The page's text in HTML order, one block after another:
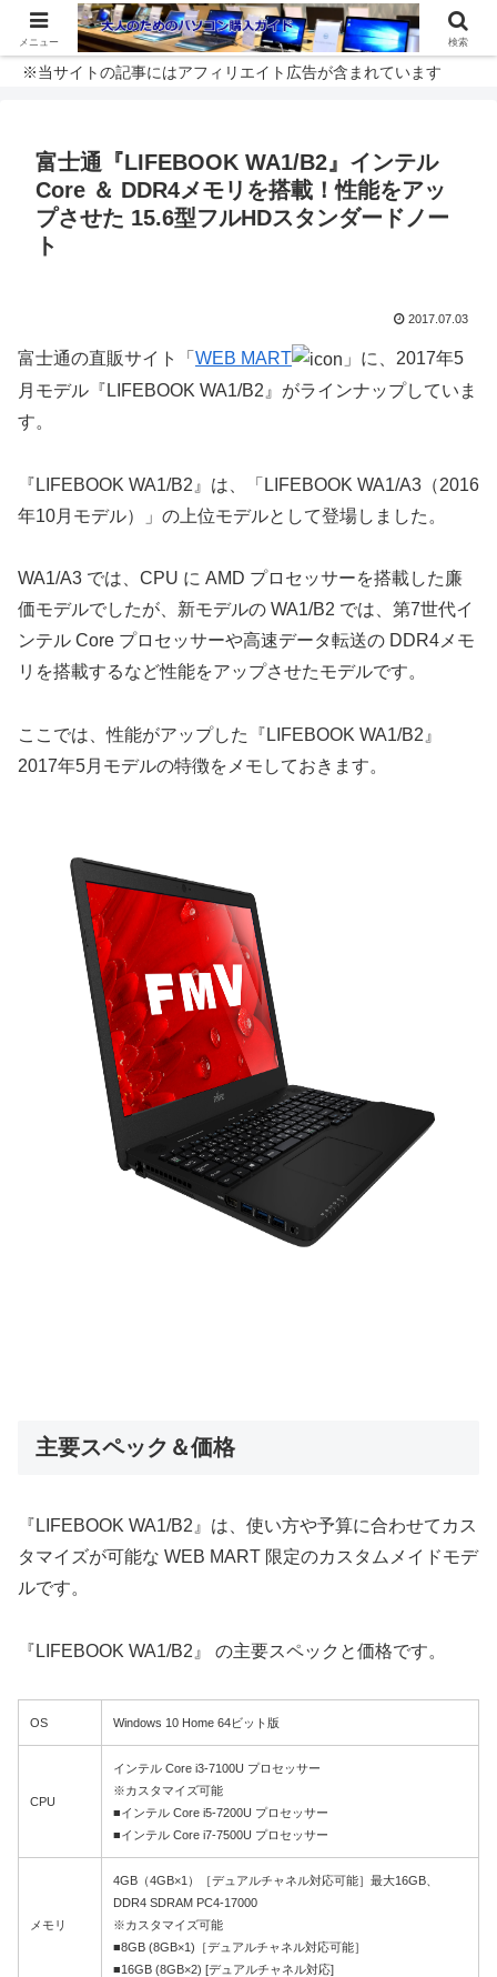
※当サイトの記事にはアフィリエイト広告が含まれています
富士通『LIFEBOOK WA1/B2』インテル
Core ＆ DDR4メモリを搭載！性能をアッ
プさせた 15.6型フルHDスタンダードノー
ト
2017.07.03
富士通の直販サイト「 WEB MART
」に、2017年5
月モデル『LIFEBOOK WA1/B2』がラインナップしていま
す。
『LIFEBOOK WA1/B2』は、「LIFEBOOK WA1/A3（2016
年10月モデル）」の上位モデルとして登場しました。
WA1/A3 では、CPU に AMD プロセッサーを搭載した廉
価モデルでしたが、新モデルの WA1/B2 では、第7世代イ
ンテル Core プロセッサーや高速データ転送の DDR4メモ
リを搭載するなど性能をアップさせたモデルです。
ここでは、性能がアップした『LIFEBOOK WA1/B2』
2017年5月モデルの特徴をメモしておきます。
主要スペック＆価格
『LIFEBOOK WA1/B2』は、使い方や予算に合わせてカス
タマイズが可能な WEB MART 限定のカスタムメイドモデ
ルです。
『LIFEBOOK WA1/B2』 の主要スペックと価格です。
OS Windows 10 Home 64ビット版
CPU
インテル Core i3-7100U プロセッサー
※カスタマイズ可能
■インテル Core i5-7200U プロセッサー
■インテル Core i7-7500U プロセッサー
メモリ
4GB（4GB×1）［デュアルチャネル対応可能］最大16GB、
DDR4 SDRAM PC4-17000
※カスタマイズ可能
■8GB (8GB×1)［デュアルチャネル対応可能］
■16GB (8GB×2) [デュアルチャネル対応]
メニュー 検索